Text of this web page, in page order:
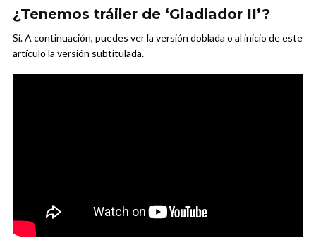
¿Tenemos tráiler de ‘Gladiador II’?
Sí. A continuación, puedes ver la versión doblada o al inicio de este
artículo la versión subtitulada.